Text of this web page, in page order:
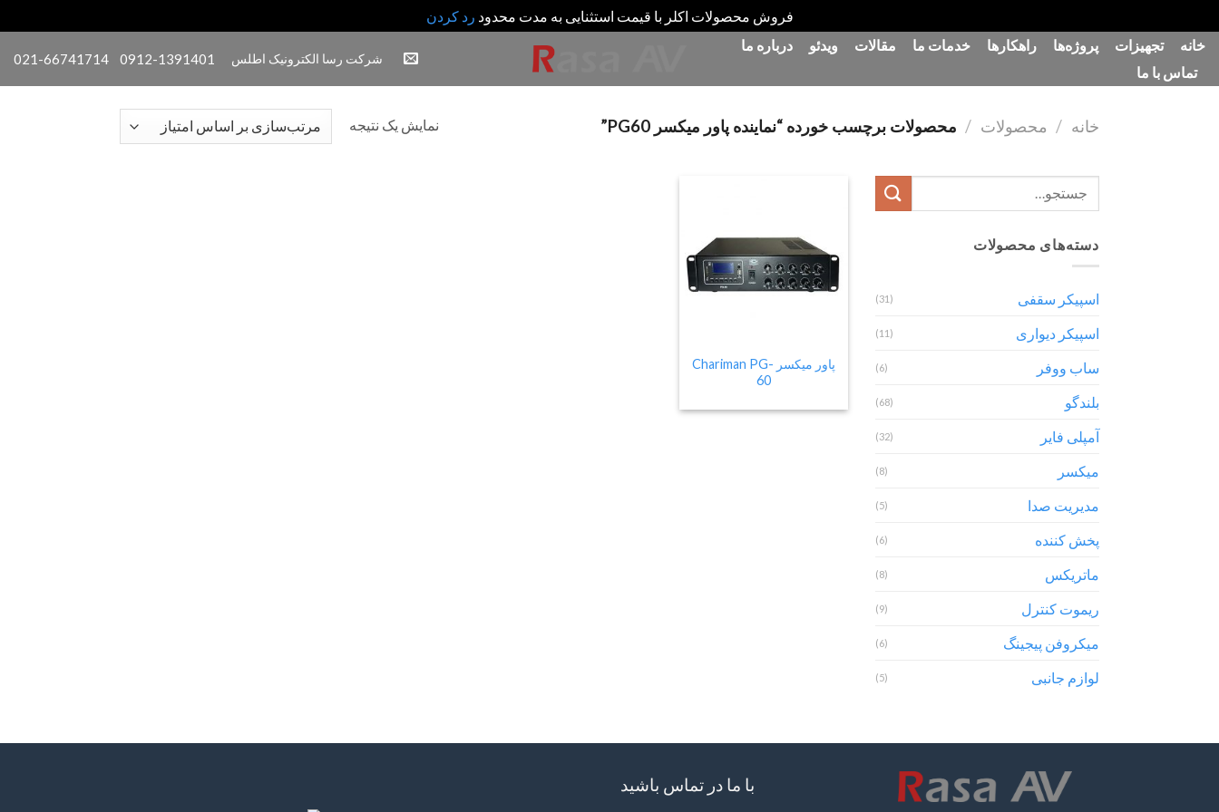
فروش محصولات اکلر با قیمت استثنایی به مدت محدود رد کردن
پرش
محتوا
خانه تجهیزات پروژه‌ها راهکارها خدمات ما مقالات ویدئو
درباره ما
تماس با ما
شرکت رسا الکترونیک اطلس 0912-1391401
021-66741714
خانه / محصولات / محصولات برچسب خورده “نماینده پاور میکسر PG60” نمایش یک نتیجه
دسته‌های محصولات
اسپیکر سقفی (31)
اسپیکر دیواری (11)
ساب ووفر (6)
بلندگو (68)
آمپلی فایر (32)
میکسر (8)
مدیریت صدا (5)
پخش کننده (6)
ماتریکس (8)
ریموت کنترل (9)
میکروفن پیجینگ (6)
لوازم جانبی (5)
wishlist
پاور میکسر Chariman PG-
60
با ما در تماس باشید